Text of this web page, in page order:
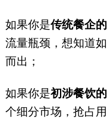
如果你是传统餐企
流量瓶颈，想知道
而出；
如果你是初涉餐饮
个细分市场，抢占用